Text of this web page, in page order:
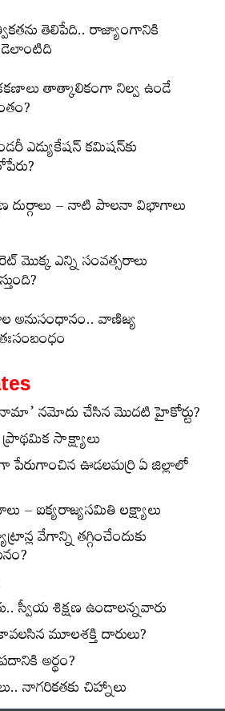
తెలిపేది.. రాజ్యాంగానికి
తాత్కాలికంగా నిల్వ ఉండే
ఎడ్యుకేషన్‌ కమిషన్‌కు
దుర్గాలు – నాటి పాలనా విభాగాలు
మొక్క ఎన్ని సంవత్సరాలు
అనుసంధానం.. వాణిజ్య
నమోదు చేసిన మొదటి హైకోర్టు?
సాక్ష్యాలు
పేరుగాంచిన ఊడలమర్రి ఏ జిల్లాలో
– ఐక్యరాజ్యసమితి లక్ష్యాలు
వేగాన్ని తగ్గించేందుకు
స్వీయ శిక్షణ ఉండాలన్నవారు
మూలశక్తి దారులు?
అర్థం?
నాగరికతకు చిహ్నాలు